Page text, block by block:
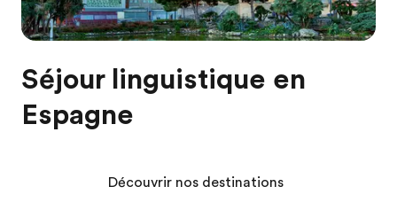
Séjour linguistique en
Espagne
Découvrir nos destinations